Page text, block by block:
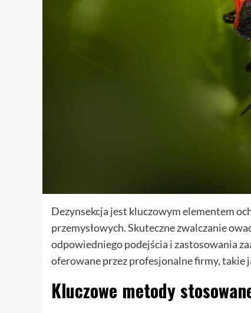
Dezynsekcja jest kluczowym elementem
przemysłowych. Skuteczne zwalczanie
odpowiedniego podejścia i zastosowania
oferowane przez profesjonalne firmy, takie
Kluczowe metody